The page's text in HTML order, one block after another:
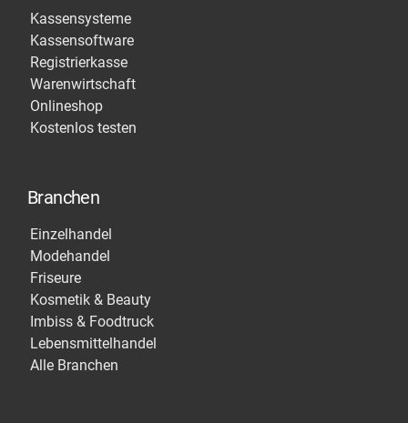
Kassensysteme
Kassensoftware
Registrierkasse
Warenwirtschaft
Onlineshop
Kostenlos testen
Branchen
Einzelhandel
Modehandel
Friseure
Kosmetik & Beauty
Imbiss & Foodtruck
Lebensmittelhandel
Alle Branchen